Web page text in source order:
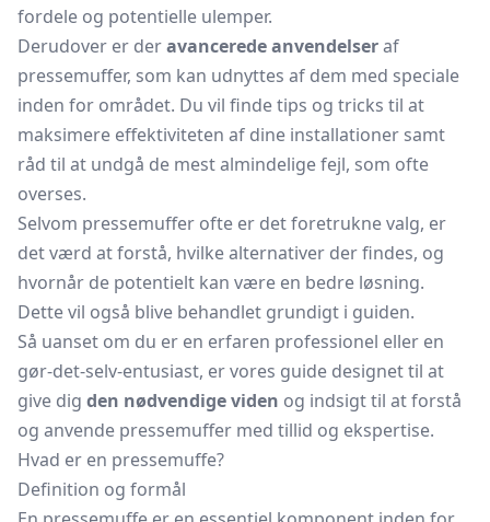
fordele og potentielle ulemper.
Derudover er deravancerede anvendelseraf
pressemuffer, som kan udnyttes af dem med speciale
inden for området. Du vil finde tips og tricks til at
maksimere effektiviteten af dine installationer samt
råd til at undgå de mest almindelige fejl, som ofte
overses.
Selvom pressemuffer ofte er det foretrukne valg, er
det værd at forstå, hvilke alternativer der findes, og
hvornår de potentielt kan være en bedre løsning.
Dette vil også blive behandlet grundigt i guiden.
Så uanset om du er en erfaren professionel eller en
gør-det-selv-entusiast, er vores guide designet til at
give dig den nødvendige viden og indsigt til at forstå
og anvende pressemuffer med tillid og ekspertise.
Hvad er en pressemuffe?
Definition og formål